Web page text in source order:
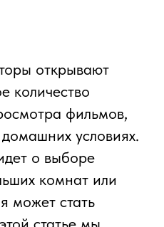
открывают
количество
фильмов,
условиях.
о выборе
комнат или
может стать